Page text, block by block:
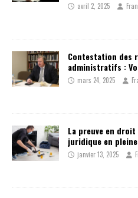
avril 2, 2025
Contestation des
administratifs :
mars 24, 2025
La preuve en
juridique en
janvier 13, 2025